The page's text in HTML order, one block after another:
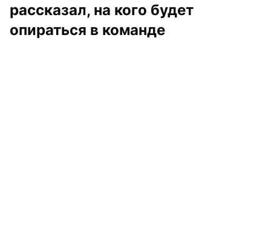
рассказал, на кого будет
опираться в команде